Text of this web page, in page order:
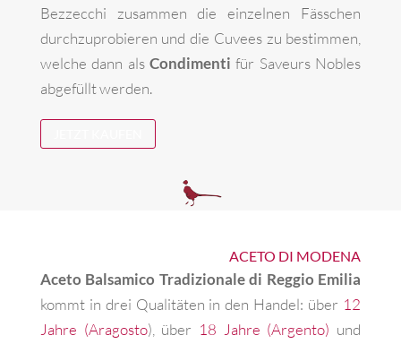
Bezzecchi zusammen die einzelnen Fässchen
durchzuprobieren und die Cuvees zu bestimmen,
welche dann als Condimenti für Saveurs Nobles
abgefüllt werden.
ACETO DI MODENA
Aceto Balsamico Tradizionale di Reggio Emilia
kommt in drei Qualitäten in den Handel: über 12
Jahre (Aragosto), über 18 Jahre (Argento) und